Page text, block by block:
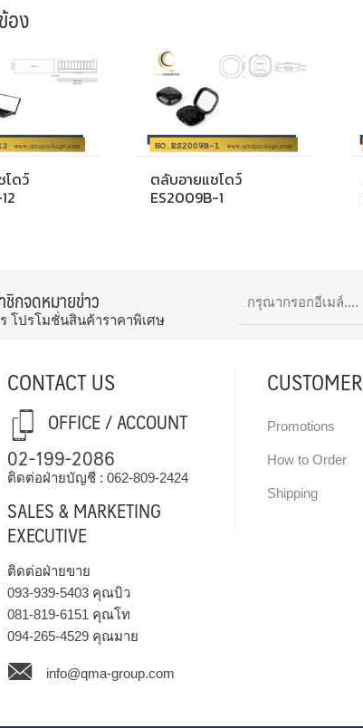
อง
โดว์
ตลับอายแชโดว์
ES2009B-1
กจดหมายข่าว
โปรโมชั่นสินค้าราคาพิเศษ
CONTACT US
OFFICE / ACCOUNT
02-199-2086
ติดต่อฝ่ายบัญชี : 062-809-2424
SALES & MARKETING
EXECUTIVE
ติดต่อฝ่ายขาย
093-939-5403คุณบิว
081-819-6151คุณโท
094-265-4529คุณมาย
info@qma-group.com
Promotions
How to Order
Shipping